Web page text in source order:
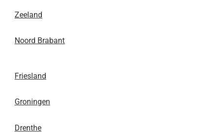
Zeeland
Noord Brabant
Friesland
Groningen
Drenthe